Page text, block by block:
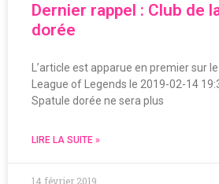
Dernier rappel : Club de
dorée
L’article est apparue en premier sur
League of Legends le 2019-02-14
Spatule dorée ne sera plus
LIRE LA SUITE »
14 février 2019